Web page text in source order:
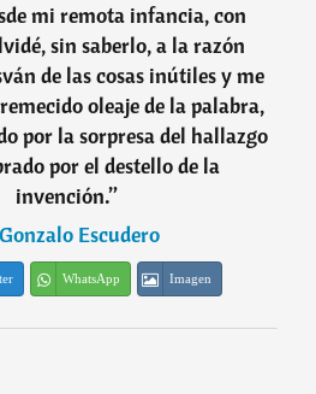
mi remota infancia, con
sin saberlo, a la razón
de las cosas inútiles y me
oleaje de la palabra,
por la sorpresa del hallazgo
por el destello de la
invención.”
Gonzalo Escudero
WhatsApp Imagen